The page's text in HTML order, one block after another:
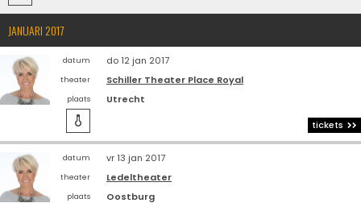
JANUARI 2017
datum do 12 jan 2017
theater Schiller Theater Place Royal
plaats Utrecht
 tickets
datum vr 13 jan 2017
theater Ledeltheater
plaats Oostburg